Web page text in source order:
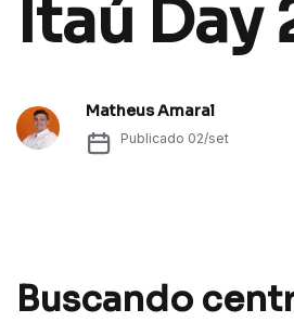
Itaú Day
Matheus Amaral
Publicado 02/set
Buscando